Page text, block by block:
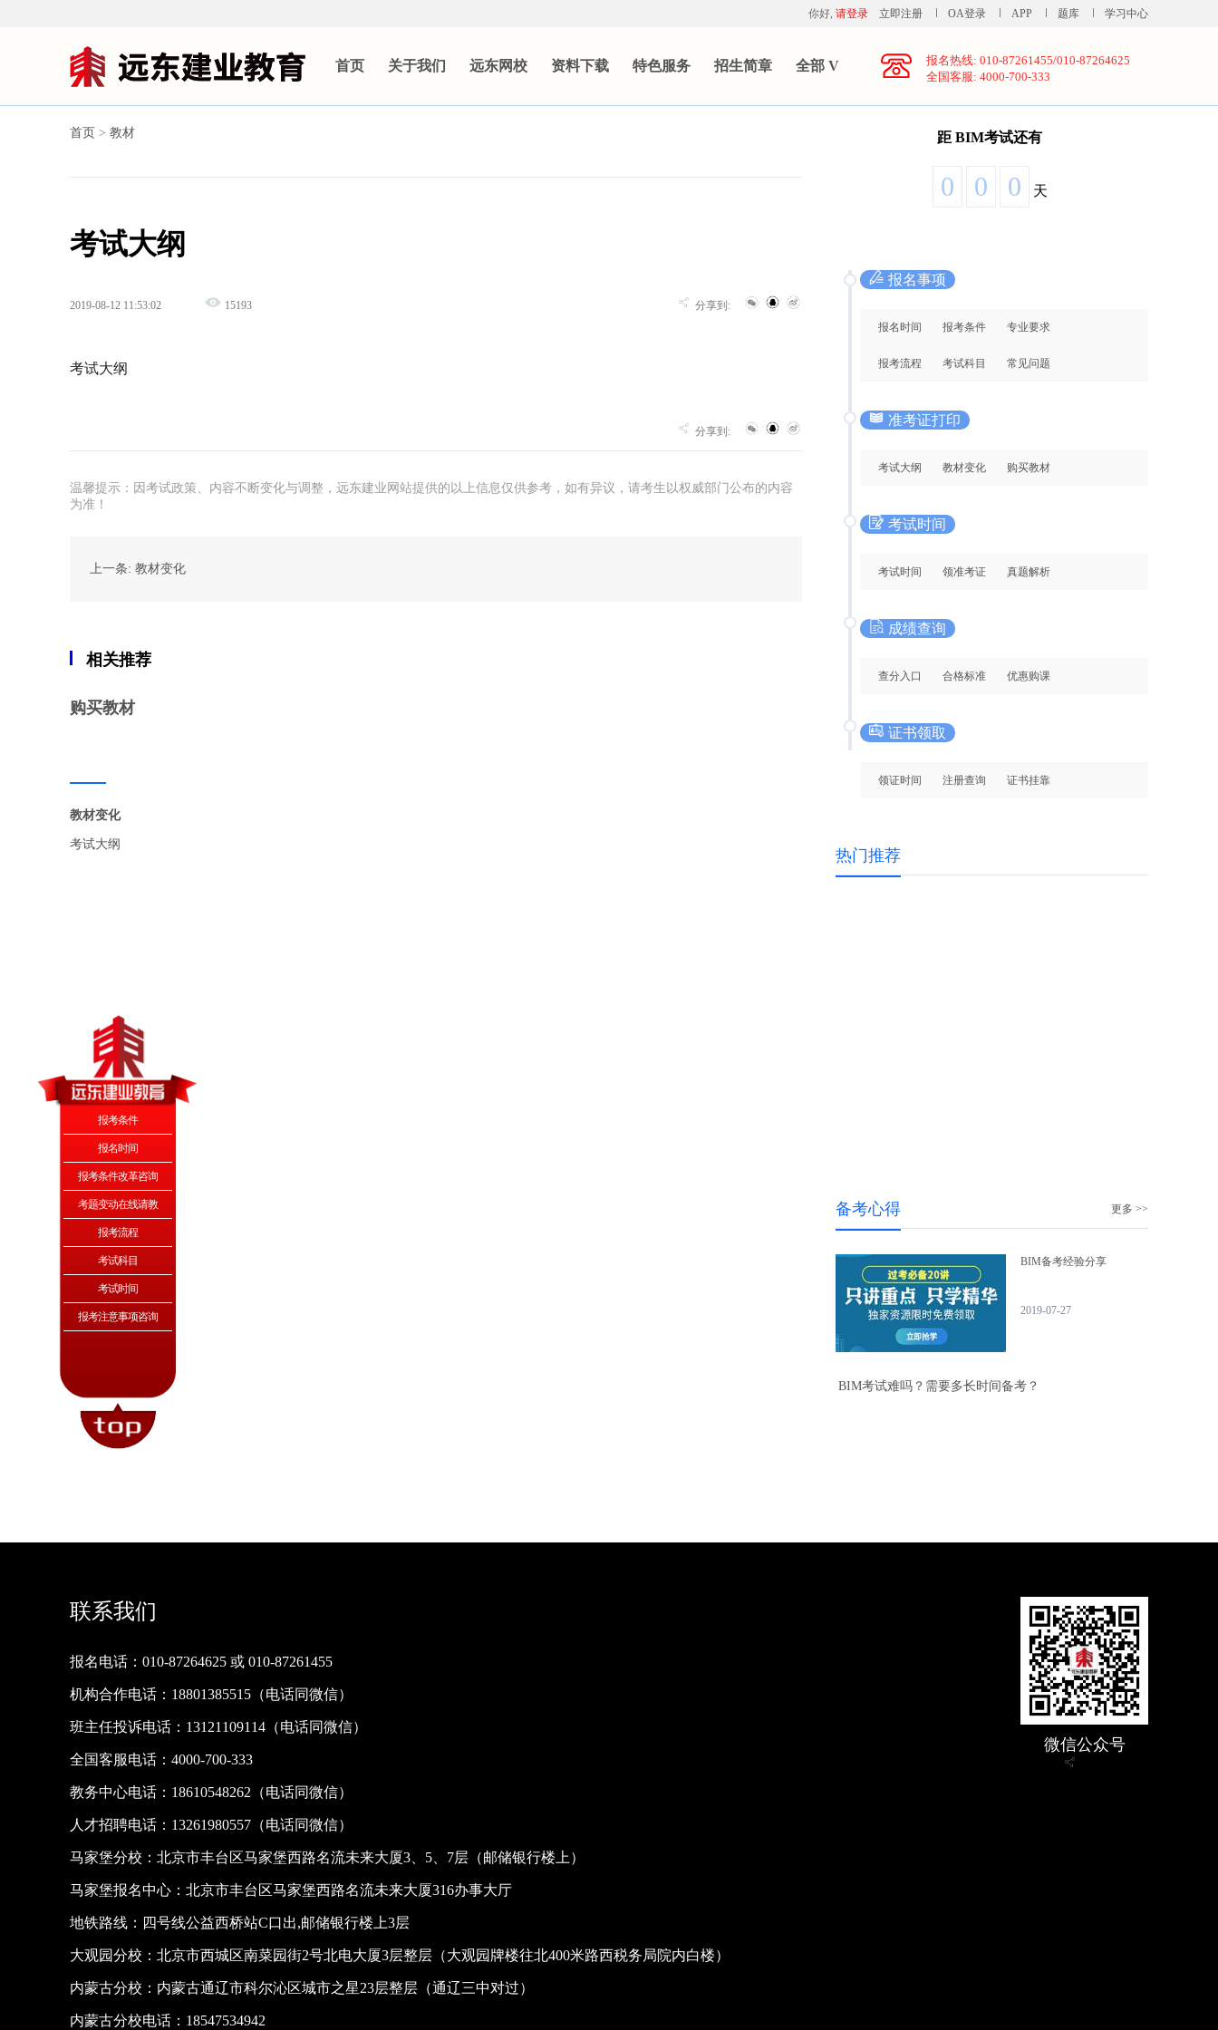
你好, 请登录 立即注册 OA登录 APP 题库 学习中心
首页 关于我们 远东网校 资料下载 特色服务 招生简章 全部 V
报名热线: 010-87261455/010-87264625
全国客服: 4000-700-333
首页 > 教材
考试大纲
2019-08-12 11:53:02 15193 分享到:
考试大纲
分享到:
温馨提示：因考试政策、内容不断变化与调整，远东建业网站提供的以上信息仅供参考，如有异议，请考生以权威部门公布的内容
为准！
上一条: 教材变化
相关推荐
购买教材
教材变化
考试大纲
距 BIM考试还有
0 0 0 天
报名事项
报名时间 报考条件 专业要求
报考流程 考试科目 常见问题
准考证打印
考试大纲 教材变化 购买教材
考试时间
考试时间 领准考证 真题解析
成绩查询
查分入口 合格标准 优惠购课
证书领取
领证时间 注册查询 证书挂靠
热门推荐
备考心得 更多 >>
BIM备考经验分享
2019-07-27
BIM考试难吗？需要多长时间备考？
联系我们
报名电话：010-87264625 或 010-87261455
机构合作电话：18801385515（电话同微信）
班主任投诉电话：13121109114（电话同微信）
全国客服电话：4000-700-333
教务中心电话：18610548262（电话同微信）
人才招聘电话：13261980557（电话同微信）
马家堡分校：北京市丰台区马家堡西路名流未来大厦3、5、7层（邮储银行楼上）
马家堡报名中心：北京市丰台区马家堡西路名流未来大厦316办事大厅
地铁路线：四号线公益西桥站C口出,邮储银行楼上3层
大观园分校：北京市西城区南菜园街2号北电大厦3层整层（大观园牌楼往北400米路西税务局院内白楼）
内蒙古分校：内蒙古通辽市科尔沁区城市之星23层整层（通辽三中对过）
内蒙古分校电话：18547534942
微信公众号
报考条件
报名时间
报考条件改革咨询
考题变动在线请教
报考流程
考试科目
考试时间
报考注意事项咨询